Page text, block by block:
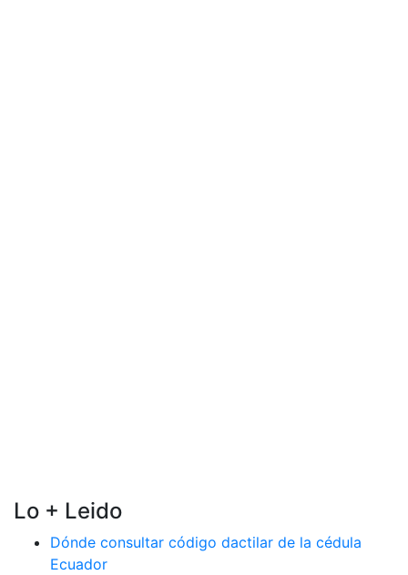
Lo + Leido
Dónde consultar código dactilar de la cédula
Ecuador